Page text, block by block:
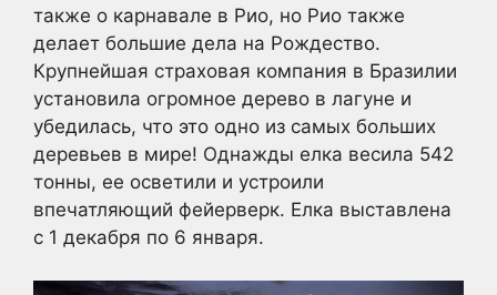
также о карнавале в Рио, но Рио также
делает большие дела на Рождество.
Крупнейшая страховая компания в Бразилии
установила огромное дерево в лагуне и
убедилась, что это одно из самых больших
деревьев в мире! Однажды елка весила 542
тонны, ее осветили и устроили
впечатляющий фейерверк. Елка выставлена
с 1 декабря по 6 января.